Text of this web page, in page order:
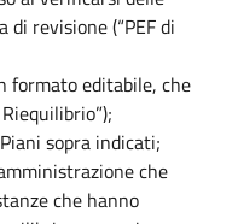
revisione (“PEF di
formato editabile, che
sopra indicati;
che
che hanno